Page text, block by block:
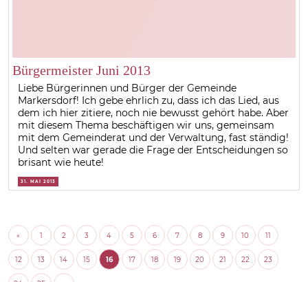
Bürgermeister Juni 2013
Liebe Bürgerinnen und Bürger der Gemeinde
Markersdorf! Ich gebe ehrlich zu, dass ich das Lied, aus
dem ich hier zitiere, noch nie bewusst gehört habe. Aber
mit diesem Thema beschäftigen wir uns, gemeinsam
mit dem Gemeinderat und der Verwaltung, fast ständig!
Und selten war gerade die Frage der Entscheidungen so
brisant wie heute!
31. MAI 2013
« 1 2 3 4 5 6 7 8 9 10 11
12 13 14 15 16 17 18 19 20 21 22 23